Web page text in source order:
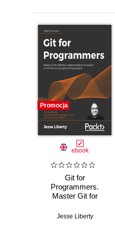
Promocja
ebook
Git for
Programmers.
Master Git for
implementation of
Jesse Liberty